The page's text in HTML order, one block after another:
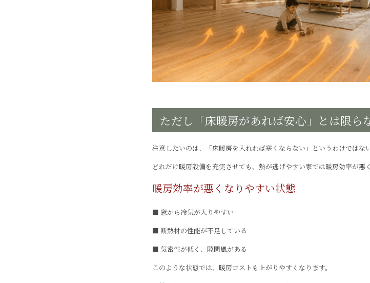
ただし「床暖房があれば安心」とは限ら
注意したいのは、「床暖房を入れれば寒くならない」というわけでは
どれだけ暖房設備を充実させても、熱が逃げやすい家では暖房効率が悪
暖房効率が悪くなりやすい状態
■ 窓から冷気が入りやすい
■ 断熱材の性能が不足している
■ 気密性が低く、隙間風がある
このような状態では、暖房コストも上がりやすくなります。